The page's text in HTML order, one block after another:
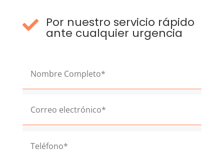
 Por nuestro servicio rápido
ante cualquier urgencia